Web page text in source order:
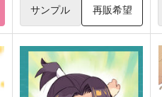
サンプル 再販希望